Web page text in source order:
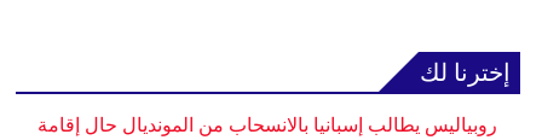
إخترنا لك
روبياليس يطالب إسبانيا بالانسحاب من المونديال حال إقامة